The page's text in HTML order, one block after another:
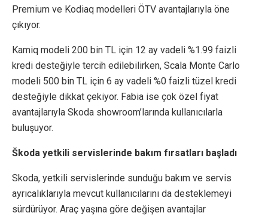
Premium ve Kodiaq modelleri ÖTV avantajlarıyla öne
çıkıyor.
Kamiq modeli 200 bin TL için 12 ay vadeli %1.99 faizli
kredi desteğiyle tercih edilebilirken, Scala Monte Carlo
modeli 500 bin TL için 6 ay vadeli %0 faizli tüzel kredi
desteğiyle dikkat çekiyor. Fabia ise çok özel fiyat
avantajlarıyla Skoda showroom’larında kullanıcılarla
buluşuyor.
Škoda yetkili servislerinde bakım fırsatları başladı
Skoda, yetkili servislerinde sunduğu bakım ve servis
ayrıcalıklarıyla mevcut kullanıcılarını da desteklemeyi
sürdürüyor. Araç yaşına göre değişen avantajlar